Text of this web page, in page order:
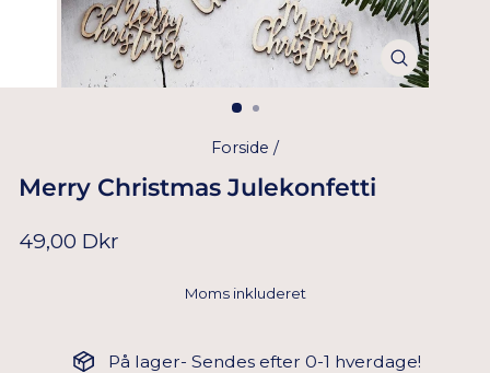
Forside /
Merry Christmas Julekonfetti
Normal
49,00 Dkr
Moms inkluderet
På lager- Sendes efter 0-1 hverdage!